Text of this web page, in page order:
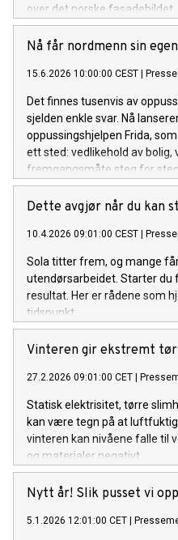
over det norske fasadebildet.
Nå får nordmenn sin
15.6.2026 10:00:00 CEST |
Det finnes tusenvis av
sjelden enkle svar. Nå
oppussingshjelpen Frida,
ett sted: vedlikehold av bolig,
fremgangsmåte steg for
trenger av utstyr og
Dette avgjør når du kan
10.4.2026 09:01:00 CEST |
Sola titter frem, og mange
utendørsarbeidet. Starter du
resultat. Her er rådene som
tidspunkt.
Vinteren gir ekstremt
27.2.2026 09:01:00 CET |
Statisk elektrisitet, tørre
kan være tegn på at
vinteren kan nivåene falle til
og materialer negativt.
Nytt år! Slik pusset vi
5.1.2026 12:01:00 CET |